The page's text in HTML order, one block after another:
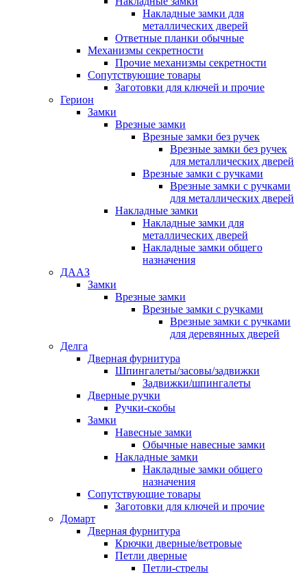
Накладные замки для
металлических дверей
Ответные планки обычные
Механизмы секретности
Прочие механизмы секретности
Сопутствующие товары
Заготовки для ключей и прочие
Герион
Замки
Врезные замки
Врезные замки без ручек
Врезные замки без ручек
для металлических дверей
Врезные замки с ручками
Врезные замки с ручками
для металлических дверей
Накладные замки
Накладные замки для
металлических дверей
Накладные замки общего
назначения
ДААЗ
Замки
Врезные замки
Врезные замки с ручками
Врезные замки с ручками
для деревянных дверей
Делга
Дверная фурнитура
Шпингалеты/засовы/задвижки
Задвижки/шпингалеты
Дверные ручки
Ручки-скобы
Замки
Навесные замки
Обычные навесные замки
Накладные замки
Накладные замки общего
назначения
Сопутствующие товары
Заготовки для ключей и прочие
Домарт
Дверная фурнитура
Крючки дверные/ветровые
Петли дверные
Петли-стрелы